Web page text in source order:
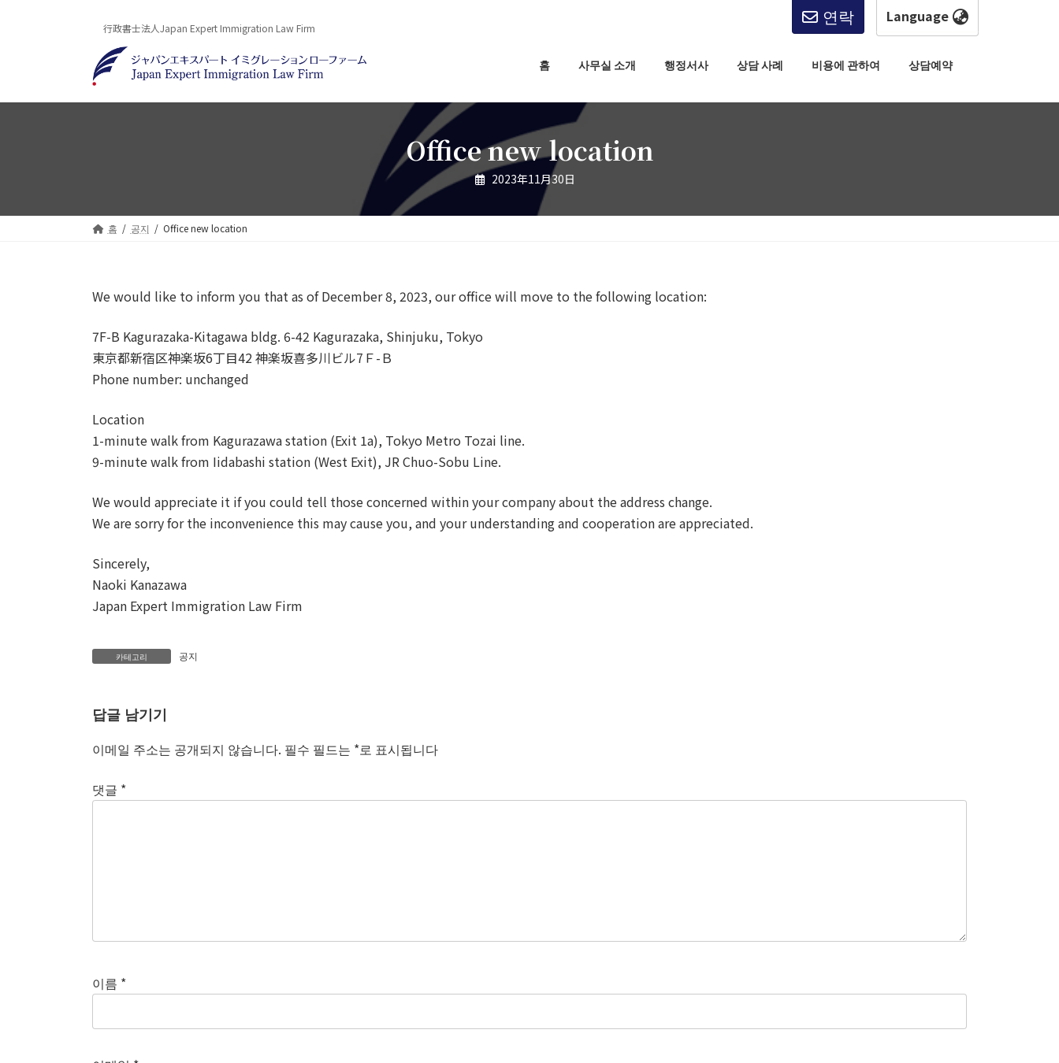
한국어
行政書士法人Japan Expert Immigration Law Firm
연락
홈 사무실 소개 행정서사 상담 사례 비용에 관하여 상담예약
Office new location
2023年11月30日
홈 공지 Office new location
We would like to inform you that as of December 8, 2023, our office will move to the following location:
7F-B Kagurazaka-Kitagawa bldg. 6-42 Kagurazaka, Shinjuku, Tokyo
東京都新宿区神楽坂6丁目42 神楽坂喜多川ビル7Ｆ-Ｂ
Phone number: unchanged
Location
1-minute walk from Kagurazawa station (Exit 1a), Tokyo Metro Tozai line.
9-minute walk from Iidabashi station (West Exit), JR Chuo-Sobu Line.
We would appreciate it if you could tell those concerned within your company about the address change.
We are sorry for the inconvenience this may cause you, and your understanding and cooperation are appreciated.
Sincerely,
Naoki Kanazawa
Japan Expert Immigration Law Firm
카테고리 공지
답글 남기기
이메일 주소는 공개되지 않습니다. 필수 필드는 *로 표시됩니다
댓글 *
이름 *